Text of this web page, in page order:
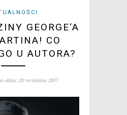
GEORGE‘A
CO
U AUTORA?
dnia: 20 września 2017